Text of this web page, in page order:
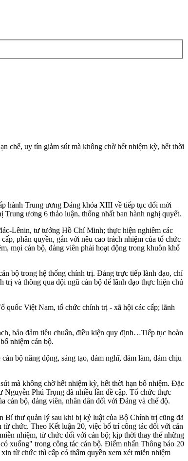
chế, uy tín giảm sút mà không chờ hết nhiệm kỳ, hết thời
hành Trung ương Đảng khóa XIII về tiếp tục đổi mới
ương 6 thảo luận, thống nhất ban hành nghị quyết.
Lênin, tư tưởng Hồ Chí Minh; thực hiện nghiêm các
phân quyền, gắn với nêu cao trách nhiệm của tổ chức
mọi cán bộ, đảng viên phải hoạt động trong khuôn khổ
bộ trong hệ thống chính trị. Đảng trực tiếp lãnh đạo, chỉ
và thông qua đội ngũ cán bộ để lãnh đạo thực hiện chủ
quốc Việt Nam, tổ chức chính trị - xã hội các cấp; lãnh
bảo đảm tiêu chuẩn, điều kiện quy định…Tiếp tục hoàn
nhiệm cán bộ.
bộ năng động, sáng tạo, dám nghĩ, dám làm, dám chịu
mà không chờ hết nhiệm kỳ, hết thời hạn bổ nhiệm. Đặc
Phú Trọng đã nhiều lần đề cập. Tổ chức thực
cán bộ, đảng viên, nhân dân đối với Đảng và chế độ.
Bí thư quản lý sau khi bị kỷ luật của Bộ Chính trị cũng đã
chức. Theo Kết luận 20, việc bố trí công tác đối với cán
nhiệm, từ chức đối với cán bộ; kịp thời thay thế những
xuống" trong công tác cán bộ. Điểm nhấn Thông báo 20
từ chức thì cấp có thẩm quyền xem xét miễn nhiệm